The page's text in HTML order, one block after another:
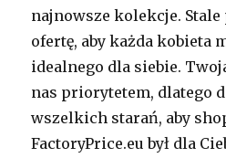
najnowsze kolekcje. Stale
ofertę, aby każda kobieta
idealnego dla siebie.
nas priorytetem, dlatego
wszelkich starań, aby
FactoryPrice.eu był dla